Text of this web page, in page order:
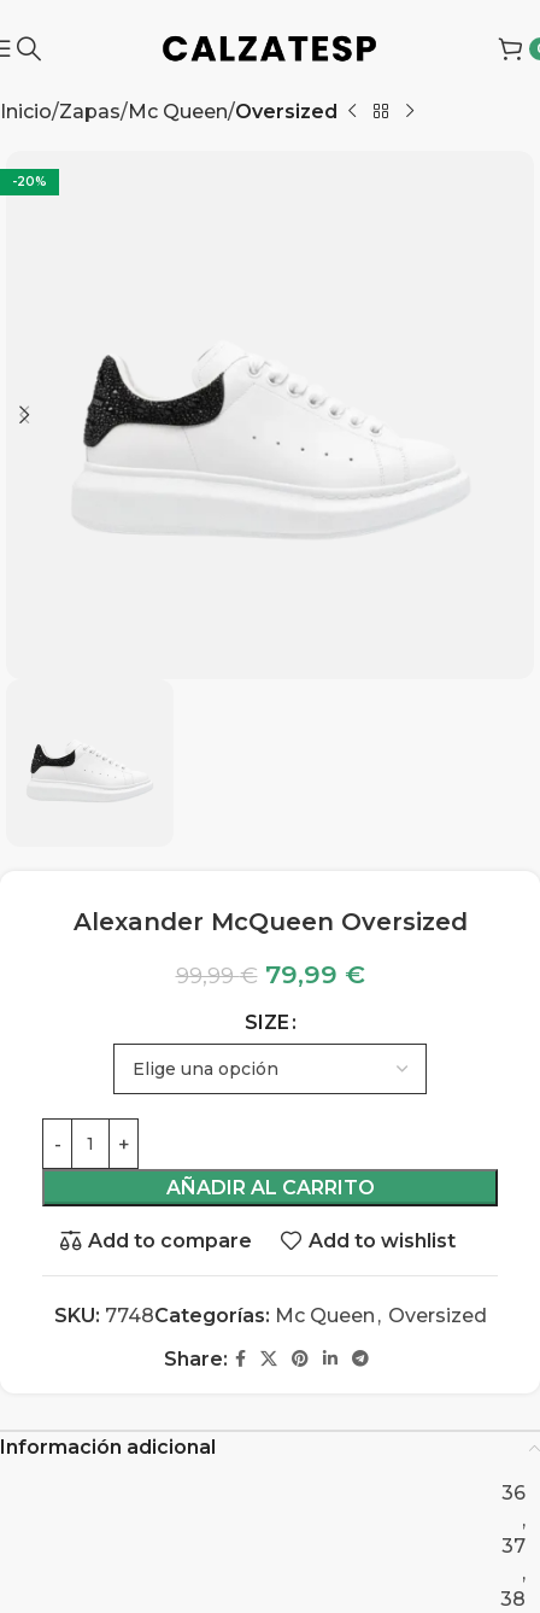
Inicio Zapas Mc Queen Oversized
-20%
Alexander McQueen Oversized
99,99€ 79,99 €
SIZE
AÑADIR AL CARRITO
Add to compare Add to wishlist
SKU: 7748Categorías: Mc Queen , Oversized
Share:
Información adicional
36
,
37
,
38